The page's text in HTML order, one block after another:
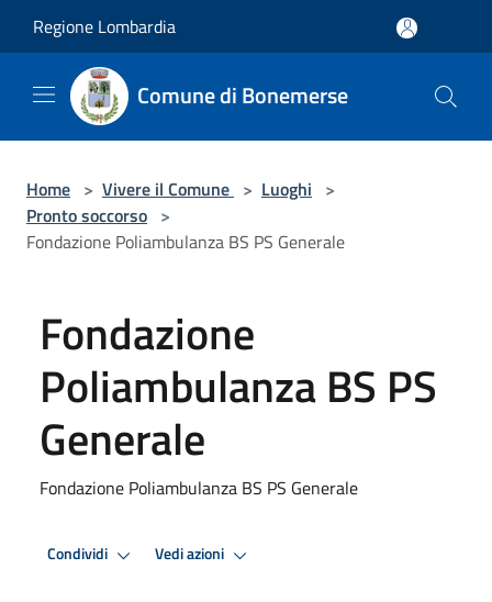
Regione Lombardia
Comune di Bonemerse
Home > Vivere il Comune > Luoghi >
Pronto soccorso >
Fondazione Poliambulanza BS PS Generale
Fondazione
Poliambulanza BS PS
Generale
Fondazione Poliambulanza BS PS Generale
Condividi Vedi azioni